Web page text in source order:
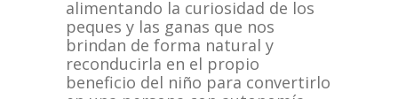
alimentando la curiosidad de los
peques y las ganas que nos
brindan de forma natural y
reconducirla en el propio
beneficio del niño para convertirlo